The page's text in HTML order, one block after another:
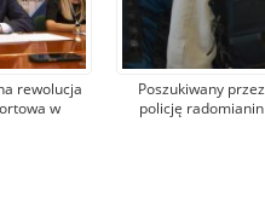
rewolucja
w
Poszukiwany przez
policję radomianin